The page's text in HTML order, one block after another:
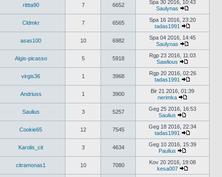
naujausius
rittta90 7 6652
Spa 30 2016, 10:43
Saulynas
Peržiūrėti
naujausius
pranešimus
Cldmkr 7 6565
Spa 16 2016, 23:20
tadas1991
Peržiūrėti
naujausius
asas100 10 6982
Spa 04 2016, 14:45
Saulynas
Peržiūrėti
naujausius
Algis-picasso 5 5918
Rgp 23 2016, 11:03
Sawlious
Peržiūrėti
naujausius
pranešimus
virgis36 1 3968
Rgp 20 2016, 02:26
tadas1991
Peržiūrėti
naujausius
Andriuss 1 3900
Bir 21 2016, 01:39
nerimka
Peržiūrėti
naujausius
Saulius 3 5257
Geg 25 2016, 16:53
Saulius
Peržiūrėti
naujausius
pranešimus
Cookie65 12 7545
Geg 18 2016, 22:34
tadas1991
Peržiūrėti
naujausius
Karolis_cit 3 4634
Geg 10 2016, 15:39
Paulius
Peržiūrėti
naujausius
pranešimus
citramonas1 10 7080
Kov 20 2016, 19:08
kesa007
Peržiūrėti